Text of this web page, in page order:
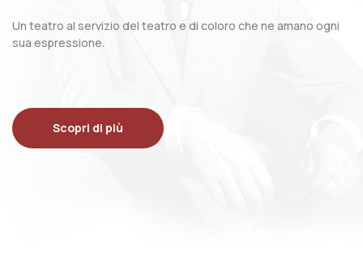
Un teatro al servizio del teatro e di coloro che ne amano ogni
sua espressione.
Scopri di più